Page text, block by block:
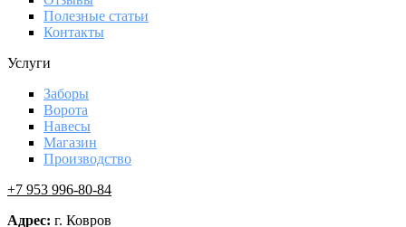
Полезные статьи
Контакты
Услуги
Заборы
Ворота
Навесы
Магазин
Производство
+7 953 996-80-84
Адрес: г. Ковров